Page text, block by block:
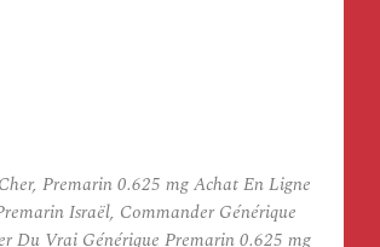
Premarin 0.625 mg Achat En Ligne
Israël, Commander Générique
Du Vrai Générique Premarin 0.625 mg